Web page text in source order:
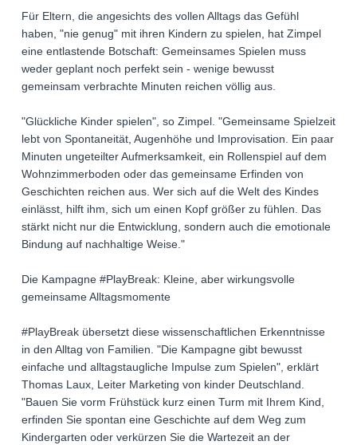
Für Eltern, die angesichts des vollen Alltags das Gefühl
haben, "nie genug" mit ihren Kindern zu spielen, hat Zimpel
eine entlastende Botschaft: Gemeinsames Spielen muss
weder geplant noch perfekt sein - wenige bewusst
gemeinsam verbrachte Minuten reichen völlig aus.
"Glückliche Kinder spielen", so Zimpel. "Gemeinsame Spielzeit
lebt von Spontaneität, Augenhöhe und Improvisation. Ein paar
Minuten ungeteilter Aufmerksamkeit, ein Rollenspiel auf dem
Wohnzimmerboden oder das gemeinsame Erfinden von
Geschichten reichen aus. Wer sich auf die Welt des Kindes
einlässt, hilft ihm, sich um einen Kopf größer zu fühlen. Das
stärkt nicht nur die Entwicklung, sondern auch die emotionale
Bindung auf nachhaltige Weise."
Die Kampagne #PlayBreak: Kleine, aber wirkungsvolle
gemeinsame Alltagsmomente
#PlayBreak übersetzt diese wissenschaftlichen Erkenntnisse
in den Alltag von Familien. "Die Kampagne gibt bewusst
einfache und alltagstaugliche Impulse zum Spielen", erklärt
Thomas Laux, Leiter Marketing von kinder Deutschland.
"Bauen Sie vorm Frühstück kurz einen Turm mit Ihrem Kind,
erfinden Sie spontan eine Geschichte auf dem Weg zum
Kindergarten oder verkürzen Sie die Wartezeit an der